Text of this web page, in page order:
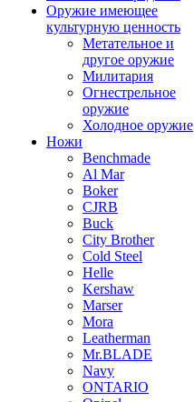
Оружие имеющее
культурную ценность
Метательное и
другое оружие
Милитария
Огнестрельное
оружие
Холодное оружие
Ножи
Benchmade
Al Mar
Boker
CJRB
Buck
City Brother
Cold Steel
Helle
Kershaw
Marser
Mora
Leatherman
Mr.BLADE
Navy
ONTARIO